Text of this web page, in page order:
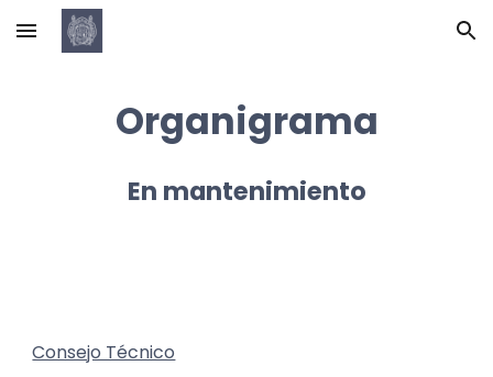
Skip to main content Skip to navigation
Organigrama
En mantenimiento
Consejo Técnico